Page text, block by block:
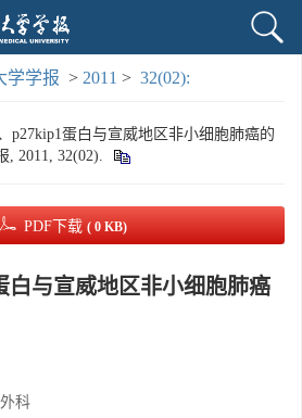
学学报 > 2011 > 32(02):
p27kip1蛋白与宣威地区非小细胞肺癌的
, 2011, 32(02).
PDF下载 ( 0 KB)
白与宣威地区非小细胞肺癌
科